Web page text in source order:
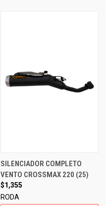
SILENCIADOR COMPLETO
VENTO CROSSMAX 220 (25)
$1,355
RODA